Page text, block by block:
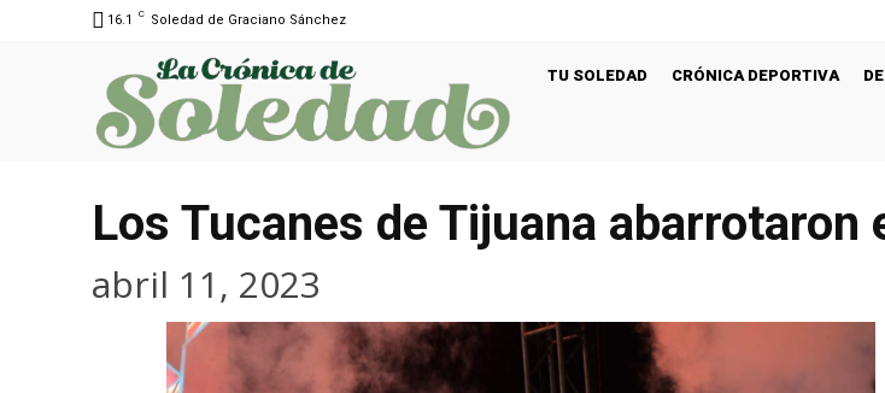
16.1 C Soledad de Graciano Sánchez
TU SOLEDAD CRÓNICA DEPORTIVA
Los Tucanes de Tijuana abarrotaron
abril 11, 2023